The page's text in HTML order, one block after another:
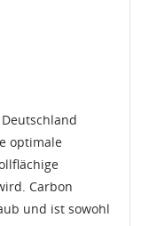
optimale
Carbon
und ist sowohl